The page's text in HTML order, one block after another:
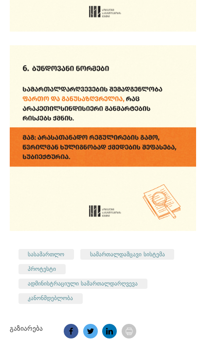
სასამართლო სამართალდამცავი სისტემა
პროტესტი
ადმინისტრაციული სამართალდარღვევა
კანონმდებლობა
გაზიარება